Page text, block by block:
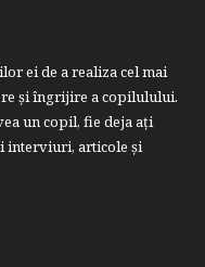
ei de a realiza cel mai
şi îngrijire a copilulului.
un copil, fie deja aţi
interviuri, articole şi